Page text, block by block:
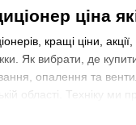
ціна
кращі ціни, акції,
Як вибрати, де
опалення та
області. Техніку ми